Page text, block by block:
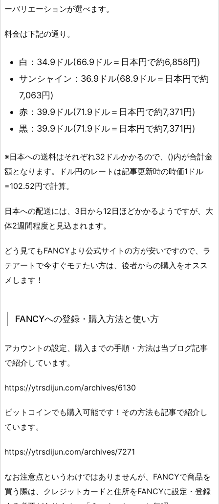
ーバリエーションが選べます。
料金は下記の通り。
白：34.9ドル(66.9ドル＝日本円で約6,858円)
サンシャイン：36.9ドル(68.9ドル＝日本円で約
7,063円)
赤：39.9ドル(71.9ドル＝日本円で約7,371円)
黒：39.9ドル(71.9ドル＝日本円で約7,371円)
※日本への送料はそれぞれ32ドルかかるので、()内が合計金
額となります。ドル円のレートは記事更新時の時価1ドル
=102.52円で計算。
日本への配送には、3日から12日ほどかかるようですが、大
体2週間程度と見込まれます。
どう見てもFANCYより公式サイトの方が安いですので、ラ
テアートで今すぐモテたい方は、後者からの購入をオスス
メします！
FANCYへの登録・購入方法と使い方
アカウントの設定、購入までの手順・方法は当ブログ記事
で紹介しています。
https://ytrsdijun.com/archives/6130
ビットコインでも購入可能です！その方法も記事で紹介し
ています。
https://ytrsdijun.com/archives/7271
なお注意点というわけではありませんが、FANCYで商品を
買う際は、クレジットカードと住所をFANCYに設定・登録